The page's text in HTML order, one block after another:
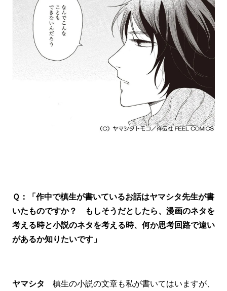
Ｑ：「作中で槙生が書いているお話はヤマシタ先生が書
いたものですか？ もしそうだとしたら、漫画のネタを
考える時と小説のネタを考える時、何か思考回路で違い
があるか知りたいです」
ヤマシタ 槙生の小説の文章も私が書いてはいますが、